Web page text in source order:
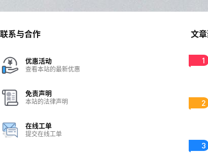
联系与合作
优惠活动
查看本站的最新优惠
免责声明
本站的法律声明
在线工单
提交在线工单
文
1
2
3